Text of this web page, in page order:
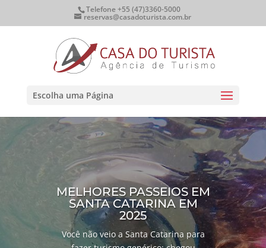
Telefone +55 (47)3360-5000
reservas@casadoturista.com.br
Escolha uma Página
MELHORES PASSEIOS EM
SANTA CATARINA EM
2025
Você não veio a Santa Catarina para